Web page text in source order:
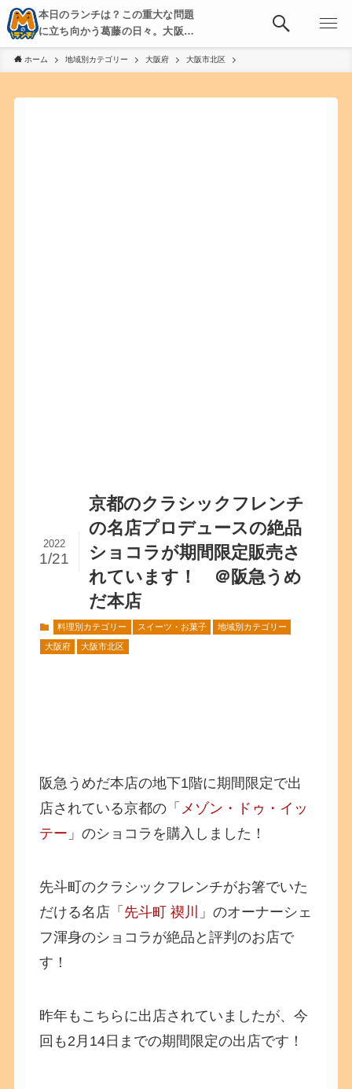
本日のランチは？この重大な問題
に立ち向かう葛藤の日々。大阪・
京都・神戸を中心とした食べ歩
き、飲み歩きを綴る。
ホーム 地域別カテゴリー 大阪府 大阪市北区
京都のクラシックフレンチ
の名店プロデュースの絶品
ショコラが期間限定販売さ
れています！ ＠阪急うめ
だ本店
2022
1/21
料理別カテゴリー スイーツ・お菓子 地域別カテゴリー
大阪府 大阪市北区
阪急うめだ本店の地下1階に期間限定で出
店されている京都の「 メゾン・ドゥ・イッ
テー 」のショコラを購入しました！
先斗町のクラシックフレンチがお箸でいた
だける名店「 先斗町 禊川
」のオーナーシェ
フ渾身のショコラが絶品と評判のお店で
す！
昨年もこちらに出店されていましたが、今
回も2月14日までの期間限定の出店です！